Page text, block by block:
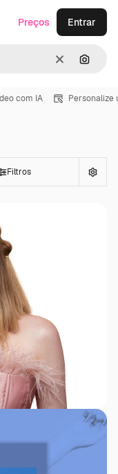
Limpar
Preços Entrar
com IA Personalize
Filtros